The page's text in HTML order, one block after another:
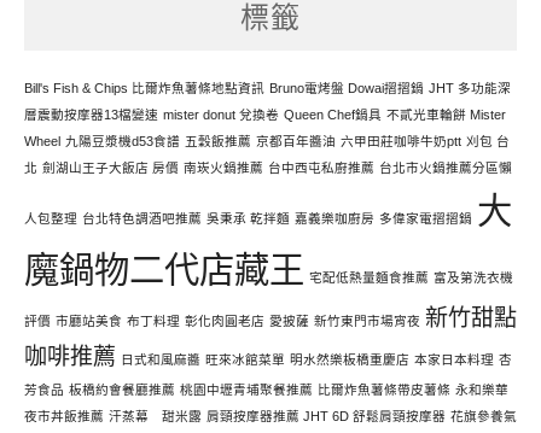
標籤
Bill's Fish & Chips 比爾炸魚薯條地點資訊 Bruno電烤盤 Dowai摺摺鍋 JHT 多功能深
層震動按摩器13檔變速 mister donut 兌換卷 Queen Chef鍋具 不貳光車輪餅 Mister
Wheel 九陽豆漿機d53食譜 五穀飯推薦 京都百年醬油 六甲田莊咖啡牛奶ptt 刈包 台
北 劍湖山王子大飯店 房價 南崁火鍋推薦 台中西屯私廚推薦 台北市火鍋推薦分區懶
人包整理 台北特色調酒吧推薦 吳秉承 乾拌麵 嘉義樂咖廚房 多偉家電摺摺鍋 大
魔鍋物二代店藏王 宅配低熱量麵食推薦 富及第洗衣機
評價 市廳站美食 布丁料理 彰化肉圓老店 愛披薩 新竹東門市場宵夜 新竹甜點
咖啡推薦 日式和風麻醬 旺來冰館菜單 明水然樂板橋重慶店 本家日本料理 杏
芳食品 板橋約會餐廳推薦 桃園中壢青埔聚餐推薦 比爾炸魚薯條帶皮薯條 永和樂華
夜市丼飯推薦 汗蒸幕 甜米露 肩頸按摩器推薦 JHT 6D 舒鬆肩頸按摩器 花旗參養氣